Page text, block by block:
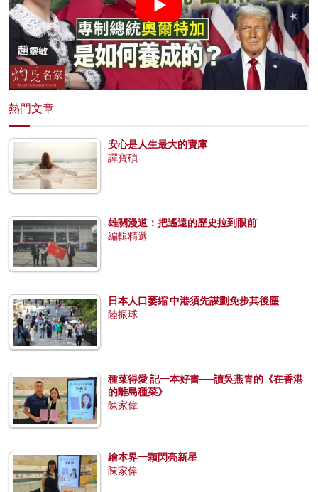
熱門文章
安心是人生最大的寶庫
譚寶碩
雄關漫道：把遙遠的歷史拉到眼前
編輯精選
日本人口萎縮 中港須先謀劃免步其後塵
陸振球
種菜得愛 記一本好書──讀吳燕青的《在香港
的離島種菜》
陳家偉
繪本界一顆閃亮新星
陳家偉